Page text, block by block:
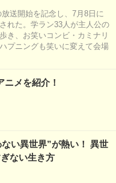
送開始を記念し、7月8日に
れた。学ラン33人が主人公の
き、お笑いコンビ・カミナリ
プニングも笑いに変えて会場
メを紹介！
い異世界”が熱い！ 異世
ない生き方